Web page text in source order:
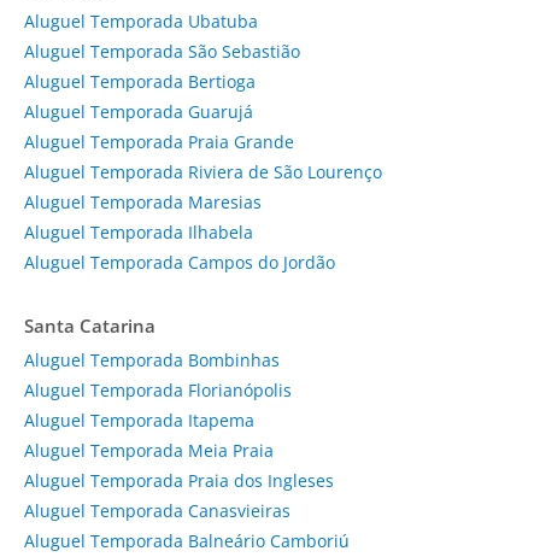
Aluguel Temporada Ubatuba
Aluguel Temporada São Sebastião
Aluguel Temporada Bertioga
Aluguel Temporada Guarujá
Aluguel Temporada Praia Grande
Aluguel Temporada Riviera de São Lourenço
Aluguel Temporada Maresias
Aluguel Temporada Ilhabela
Aluguel Temporada Campos do Jordão
Santa Catarina
Aluguel Temporada Bombinhas
Aluguel Temporada Florianópolis
Aluguel Temporada Itapema
Aluguel Temporada Meia Praia
Aluguel Temporada Praia dos Ingleses
Aluguel Temporada Canasvieiras
Aluguel Temporada Balneário Camboriú